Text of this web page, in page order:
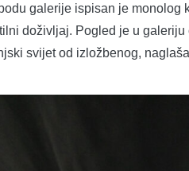
galerije ispisan je
doživljaj. Pogled je u
svijet od izložbenog,